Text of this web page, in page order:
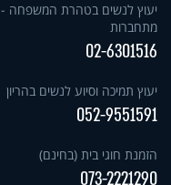
יעוץ לנשים בטהרת המשפחה -
מתחברות
02-6301516
יעוץ תמיכה וסיוע לנשים בהריון
052-9551591
הזמנת חוגי בית (בחינם)
073-2221290